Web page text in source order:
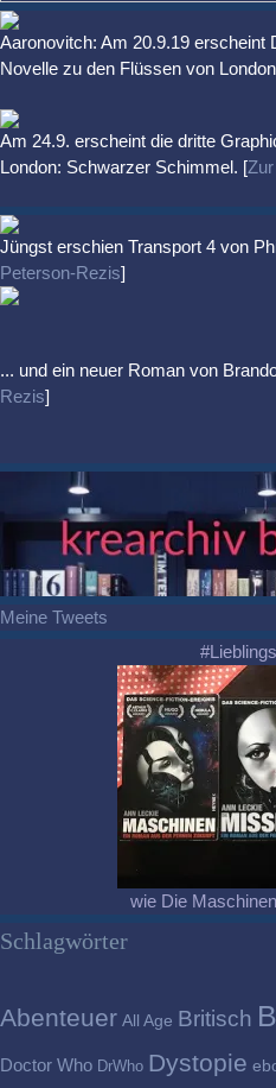
Aaronovitch: Am 20.9.19 erscheint
Novelle zu den Flüssen von
Am 24.9. erscheint die dritte
London: Schwarzer Schimmel. [
Jüngst erschien Transport 4 von
Peterson-Rezis]
... und ein neuer Roman von
Rezis]
Meine Tweets
wie Die
Schlagwörter
Abenteuer All Age Britisch
Doctor Who DrWho Dystopie